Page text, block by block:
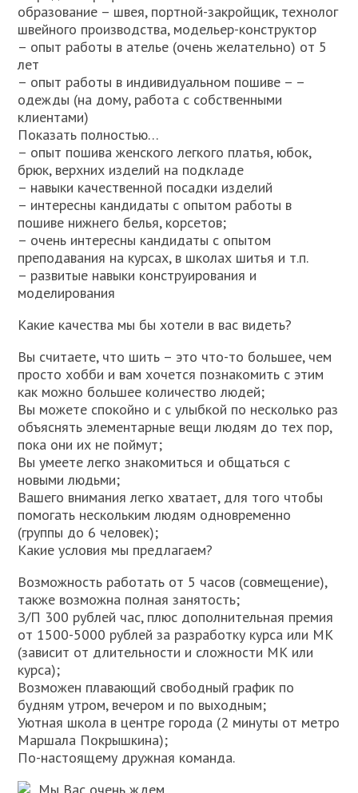
образование – швея, портной-закройщик, технолог
швейного производства, модельер-конструктор
– опыт работы в ателье (очень желательно) от 5
лет
– опыт работы в индивидуальном пошиве – –
одежды (на дому, работа с собственными
клиентами)
Показать полностью…
– опыт пошива женского легкого платья, юбок,
брюк, верхних изделий на подкладе
– навыки качественной посадки изделий
– интересны кандидаты с опытом работы в
пошиве нижнего белья, корсетов;
– очень интересны кандидаты с опытом
преподавания на курсах, в школах шитья и т.п.
– развитые навыки конструирования и
моделирования
Какие качества мы бы хотели в вас видеть?
Вы считаете, что шить – это что-то большее, чем
просто хобби и вам хочется познакомить с этим
как можно большее количество людей;
Вы можете спокойно и с улыбкой по несколько раз
объяснять элементарные вещи людям до тех пор,
пока они их не поймут;
Вы умеете легко знакомиться и общаться с
новыми людьми;
Вашего внимания легко хватает, для того чтобы
помогать нескольким людям одновременно
(группы до 6 человек);
Какие условия мы предлагаем?
Возможность работать от 5 часов (совмещение),
также возможна полная занятость;
З/П 300 рублей час, плюс дополнительная премия
от 1500-5000 рублей за разработку курса или МК
(зависит от длительности и сложности МК или
курса);
Возможен плавающий свободный график по
будням утром, вечером и по выходным;
Уютная школа в центре города (2 минуты от метро
Маршала Покрышкина);
По-настоящему дружная команда.